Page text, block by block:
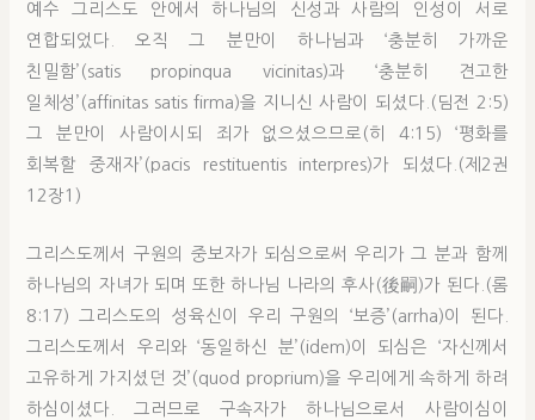
예수 그리스도 안에서 하나님의 신성과 사람의 인성이 서로
연합되었다. 오직 그 분만이 하나님과 ‘충분히 가까운
친밀함’(satis propinqua vicinitas)과 ‘충분히 견고한
일체성’(affinitas satis firma)을 지니신 사람이 되셨다.(딤전 2:5)
그 분만이 사람이시되 죄가 없으셨으므로(히 4:15) ‘평화를
회복할 중재자’(pacis restituentis interpres)가 되셨다.(제2권
12장1)
그리스도께서 구원의 중보자가 되심으로써 우리가 그 분과 함께
하나님의 자녀가 되며 또한 하나님 나라의 후사(後嗣)가 된다.(롬
8:17) 그리스도의 성육신이 우리 구원의 ‘보증’(arrha)이 된다.
그리스도께서 우리와 ‘동일하신 분’(idem)이 되심은 ‘자신께서
고유하게 가지셨던 것’(quod proprium)을 우리에게 속하게 하려
하심이셨다. 그러므로 구속자가 하나님으로서 사람이심이